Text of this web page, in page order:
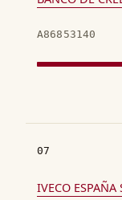
A86853140
07
IVECO ESPAÑA